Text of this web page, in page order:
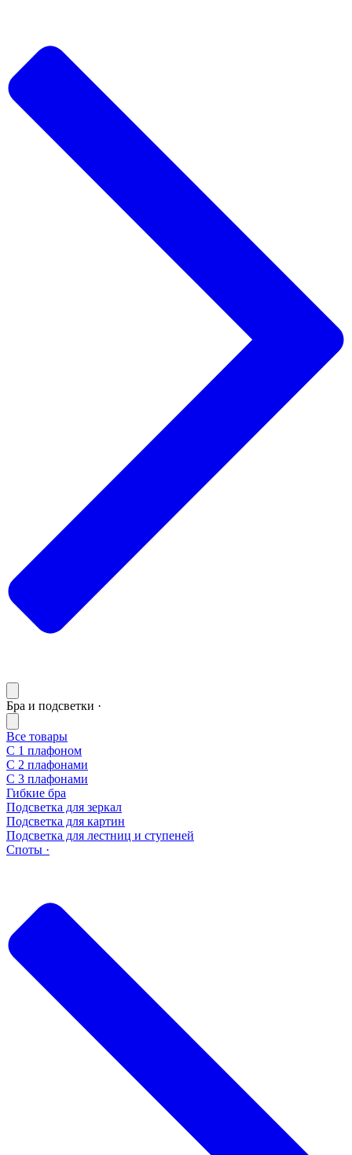
Бра и подсветки ·
Все товары
С 1 плафоном
С 2 плафонами
С 3 плафонами
Гибкие бра
Подсветка для зеркал
Подсветка для картин
Подсветка для лестниц и ступеней
Споты ·